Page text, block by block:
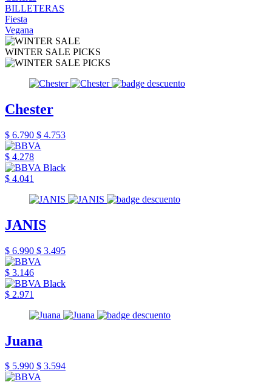
BILLETERAS
Fiesta
Vegana
WINTER SALE PICKS
Chester
$ 6.790 $ 4.753
$ 4.278
$ 4.041
JANIS
$ 6.990 $ 3.495
$ 3.146
$ 2.971
Juana
$ 5.990 $ 3.594